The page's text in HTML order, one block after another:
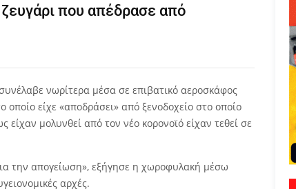
που απέδρασε από
νωρίτερα μέσα σε επιβατικό αεροσκάφος
οποίο είχε «αποδράσει» από ξενοδοχείο στο οποίο
μολυνθεί από τον νέο κορονοϊό είχαν τεθεί σε
την απογείωση», εξήγησε η χωροφυλακή μέσω
αρχές.